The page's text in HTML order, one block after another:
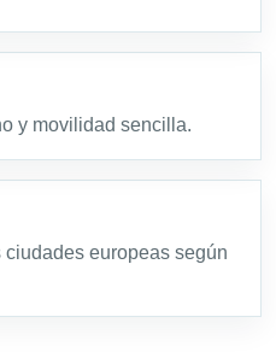
y movilidad sencilla.
europeas según